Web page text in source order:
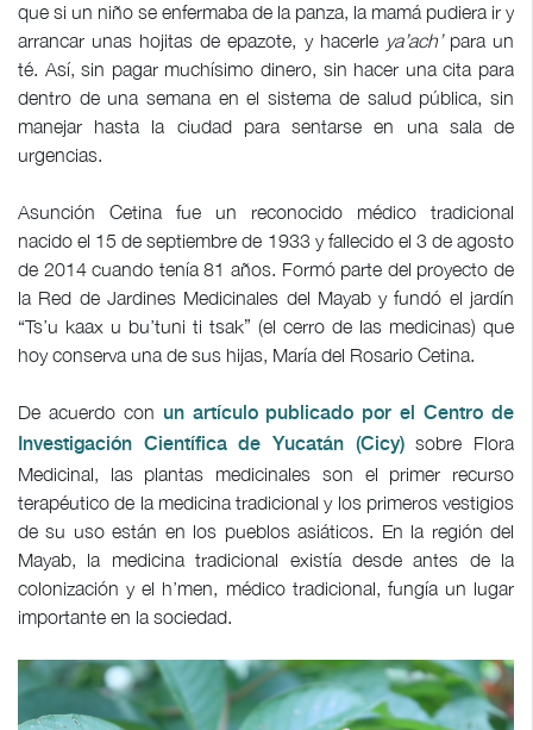
que si un niño se enfermaba de la panza, la mamá pudiera ir y
arrancar unas hojitas de epazote, y hacerle ya’ach’ para un
té. Así, sin pagar muchísimo dinero, sin hacer una cita para
dentro de una semana en el sistema de salud pública, sin
manejar hasta la ciudad para sentarse en una sala de
urgencias.
Asunción Cetina fue un reconocido médico tradicional
nacido el 15 de septiembre de 1933 y fallecido el 3 de agosto
de 2014 cuando tenía 81 años. Formó parte del proyecto de
la Red de Jardines Medicinales del Mayab y fundó el jardín
“Ts’u kaax u bu’tuni ti tsak” (el cerro de las medicinas) que
hoy conserva una de sus hijas, María del Rosario Cetina.
De acuerdo con un artículo publicado por el Centro de
Investigación Científica de Yucatán (Cicy)sobre Flora
Medicinal, las plantas medicinales son el primer recurso
terapéutico de la medicina tradicional y los primeros vestigios
de su uso están en los pueblos asiáticos. En la región del
Mayab, la medicina tradicional existía desde antes de la
colonización y el h’men, médico tradicional, fungía un lugar
importante en la sociedad.